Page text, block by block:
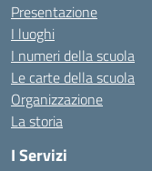
Presentazione
I luoghi
I numeri della scuola
Le carte della scuola
Organizzazione
La storia
I Servizi